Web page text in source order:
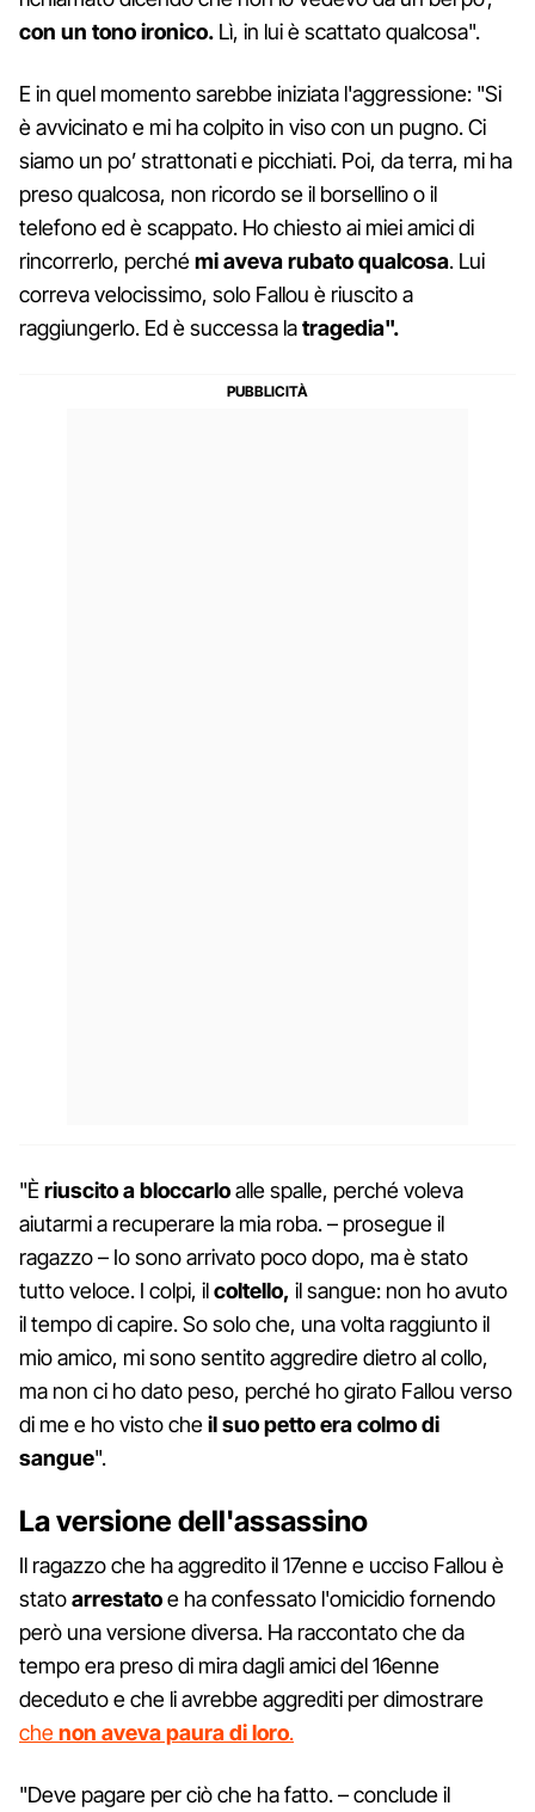
con un tono ironico. Lì, in lui è scattato qualcosa".
E in quel momento sarebbe iniziata l'aggressione: "Si
è avvicinato e mi ha colpito in viso con un pugno. Ci
siamo un po’ strattonati e picchiati. Poi, da terra, mi ha
preso qualcosa, non ricordo se il borsellino o il
telefono ed è scappato. Ho chiesto ai miei amici di
rincorrerlo, perchémi aveva rubato qualcosa. Lui
correva velocissimo, solo Fallou è riuscito a
raggiungerlo. Ed è successa latragedia".
"È riuscito a bloccarloalle spalle, perché voleva
aiutarmi a recuperare la mia roba. – prosegue il
ragazzo – Io sono arrivato poco dopo, ma è stato
tutto veloce. I colpi, ilcoltello, il sangue: non ho avuto
il tempo di capire. So solo che, una volta raggiunto il
mio amico, mi sono sentito aggredire dietro al collo,
ma non ci ho dato peso, perché ho girato Fallou verso
di me e ho visto cheil suo petto era colmo di
sangue".
La versione dell'assassino
Il ragazzo che ha aggredito il 17enne e ucciso Fallou è
statoarrestatoe ha confessato l'omicidio fornendo
però una versione diversa. Ha raccontato che da
tempo era preso di mira dagli amici del 16enne
deceduto e che li avrebbe aggrediti per dimostrare
chenon aveva paura di loro.
"Deve pagare per ciò che ha fatto. – conclude il